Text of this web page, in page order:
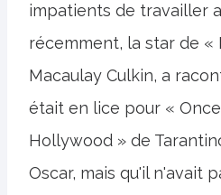
impatients de travailler
récemment, la star de «
Macaulay Culkin, a
était en lice pour «
Hollywood » de
Oscar, mais qu'il n'avait